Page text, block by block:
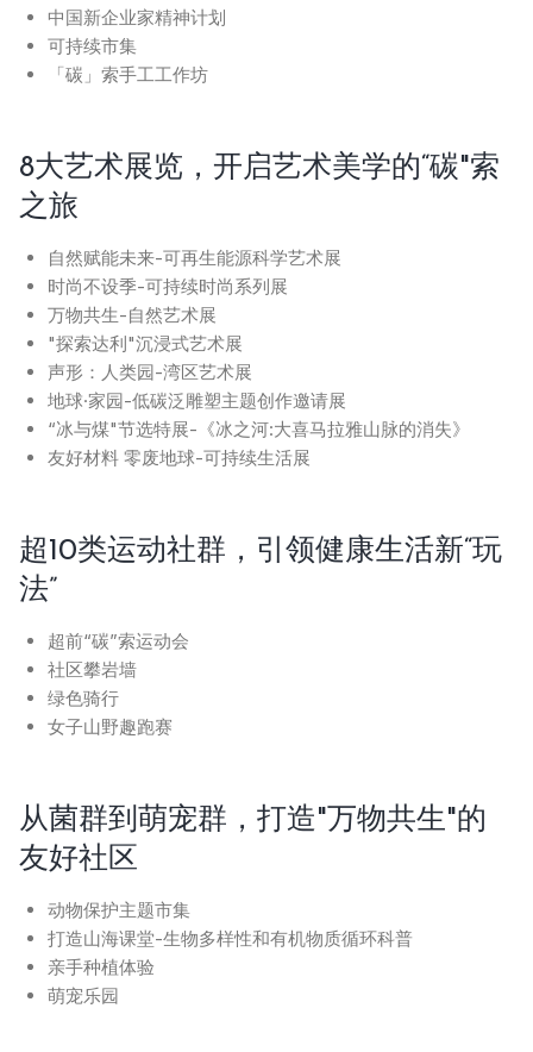
中国新企业家精神计划
可持续市集
「碳」索手工工作坊
8大艺术展览，开启艺术美学的“碳"索
之旅
自然赋能未来-可再生能源科学艺术展
时尚不设季-可持续时尚系列展
万物共生-自然艺术展
"探索达利"沉浸式艺术展
声形：人类园-湾区艺术展
地球·家园-低碳泛雕塑主题创作邀请展
“冰与煤"节选特展-《冰之河:大喜马拉雅山脉的消失》
友好材料 零废地球-可持续生活展
超10类运动社群，引领健康生活新“玩
法”
超前“碳”索运动会
社区攀岩墙
绿色骑行
女子山野趣跑赛
从菌群到萌宠群，打造"万物共生"的
友好社区
动物保护主题市集
打造山海课堂-生物多样性和有机物质循环科普
亲手种植体验
萌宠乐园